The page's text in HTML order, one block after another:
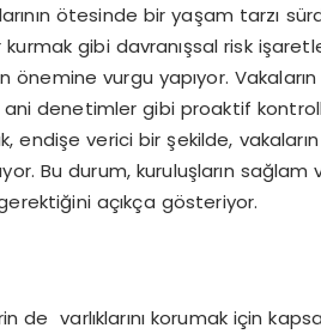
ötesinde bir yaşam tarzı
kurmak gibi davranışsal risk
önemine vurgu yapıyor. Vakaların
denetimler gibi proaktif
verici bir şekilde, vakaların
Bu durum, kuruluşların sağlam
açıkça gösteriyor.
de varlıklarını korumak için